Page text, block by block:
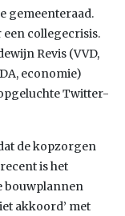
gemeenteraad.
een collegecrisis.
Revis (VVD,
economie)
Twitter-
de kopzorgen
is het
bouwplannen
akkoord’ met